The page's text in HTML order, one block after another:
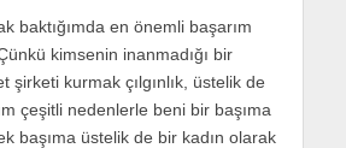
baktığımda en önemli başarım
kimsenin inanmadığı bir
şirketi kurmak çılgınlık, üstelik de
çeşitli nedenlerle beni bir başıma
başıma üstelik de bir kadın olarak